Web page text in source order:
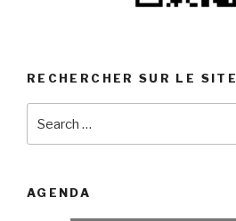
RECHERCHER SUR LE SITE
for:
AGENDA